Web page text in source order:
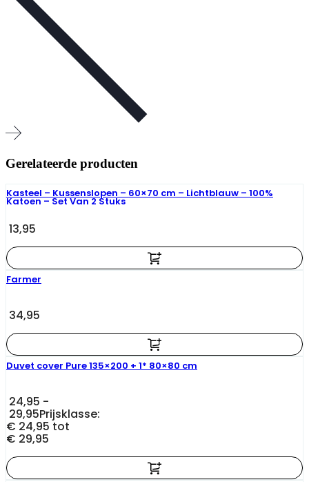
Gerelateerde producten
Kasteel – Kussenslopen – 60×70 cm – Lichtblauw – 100%
Katoen – Set Van 2 Stuks
13,95
Farmer
34,95
Duvet cover Pure 135×200 + 1* 80×80 cm
24,95 -
29,95Prijsklasse:
€ 24,95 tot
€ 29,95